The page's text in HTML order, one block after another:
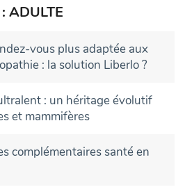
ADULTE
vous plus adaptée aux
: la solution Liberlo ?
: un héritage évolutif
et mammifères
complémentaires santé en